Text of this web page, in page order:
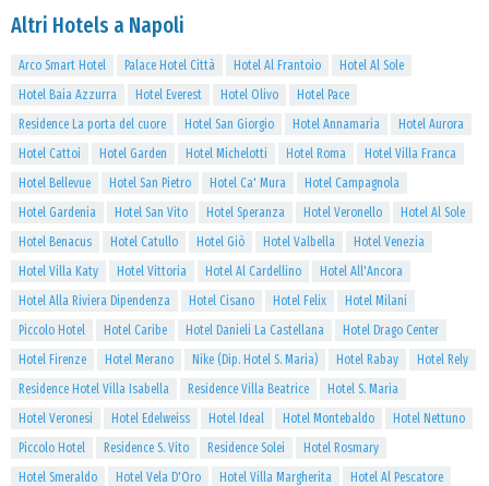
Altri Hotels a Napoli
Arco Smart Hotel Palace Hotel Città Hotel Al Frantoio
Hotel Al Sole
Hotel Baia Azzurra
Hotel Everest Hotel Olivo
Hotel Pace
Residence La porta del cuore
Hotel San Giorgio Hotel Annamaria
Hotel Aurora
Hotel Cattoi
Hotel Garden Hotel Michelotti Hotel Roma
Hotel Villa Franca
Hotel Bellevue
Hotel San Pietro Hotel Ca' Mura
Hotel Campagnola
Hotel Gardenia
Hotel San Vito Hotel Speranza Hotel Veronello
Hotel Al Sole
Hotel Benacus
Hotel Catullo Hotel Giò Hotel Valbella
Hotel Venezia
Hotel Villa Katy
Hotel Vittoria Hotel Al Cardellino
Hotel All'Ancora
Hotel Alla Riviera Dipendenza
Hotel Cisano Hotel Felix
Hotel Milani
Piccolo Hotel
Hotel Caribe Hotel Danieli La Castellana
Hotel Drago Center
Hotel Firenze
Hotel Merano Nike (Dip. Hotel S. Maria) Hotel Rabay
Hotel Rely
Residence Hotel Villa Isabella
Residence Villa Beatrice
Hotel S. Maria
Hotel Veronesi
Hotel Edelweiss Hotel Ideal Hotel Montebaldo
Hotel Nettuno
Piccolo Hotel
Residence S. Vito Residence Solei
Hotel Rosmary
Hotel Smeraldo
Hotel Vela D'Oro Hotel Villa Margherita
Hotel Al Pescatore